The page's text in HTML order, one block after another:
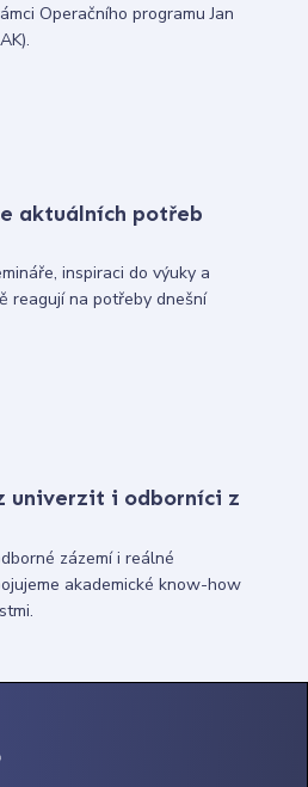
Operačního programu Jan
aktuálních potřeb
inspiraci do výuky a
reagují na potřeby dnešní
univerzit i odborníci z
zázemí i reálné
akademické know-how